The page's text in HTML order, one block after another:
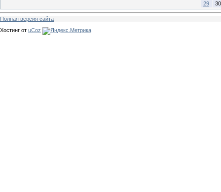
29
30
Полная версия сайта
Хостинг от uCoz